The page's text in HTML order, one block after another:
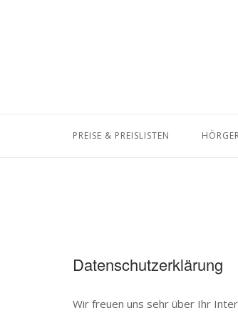
PREISE & PREISLISTEN
Datenschutzerklärung
Wir freuen uns sehr über Ihr